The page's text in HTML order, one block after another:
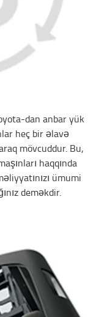
dan anbar yük
heç bir əlavə
mövcuddur. Bu,
haqqında
ümumi
deməkdir.